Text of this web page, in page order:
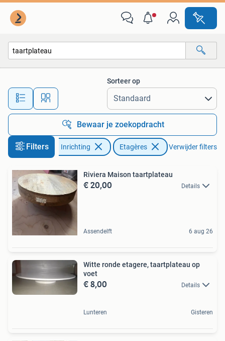
Alle afstanden…
Sorteer op
Bewaar je zoekopdracht
Filters
Huis en Inrichting Etagères Verwijder filters
Riviera Maison taartplateau
€ 20,00 Details
Assendelft 6 aug 26
Witte ronde etagere, taartplateau op
voet
€ 8,00 Details
Lunteren Gisteren